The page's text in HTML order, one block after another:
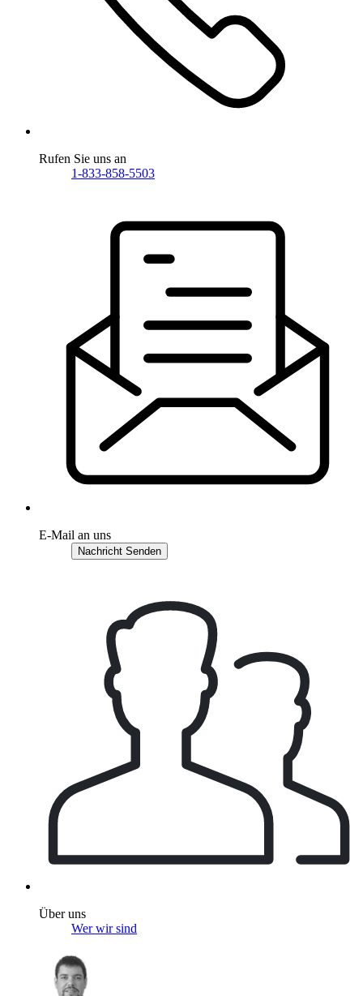
Rufen Sie uns an
1-833-858-5503
E-Mail an uns
Nachricht Senden
Über uns
Wer wir sind